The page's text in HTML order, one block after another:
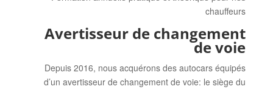
chauffeurs
Avertisseur de changement
de voie
Depuis 2016, nous acquérons des autocars équipés
d’un avertisseur de changement de voie: le siège du